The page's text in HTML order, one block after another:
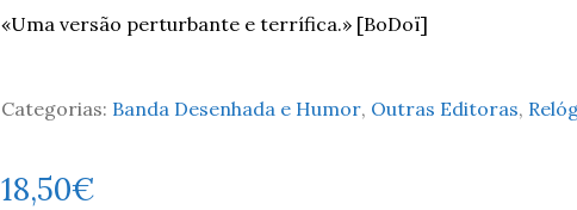
«Uma versão perturbante e terrífica.» [BoDoï]
Categorias: Banda Desenhada e Humor, Outras Editoras,
18,50€